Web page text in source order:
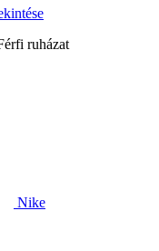
ruházat
Nike